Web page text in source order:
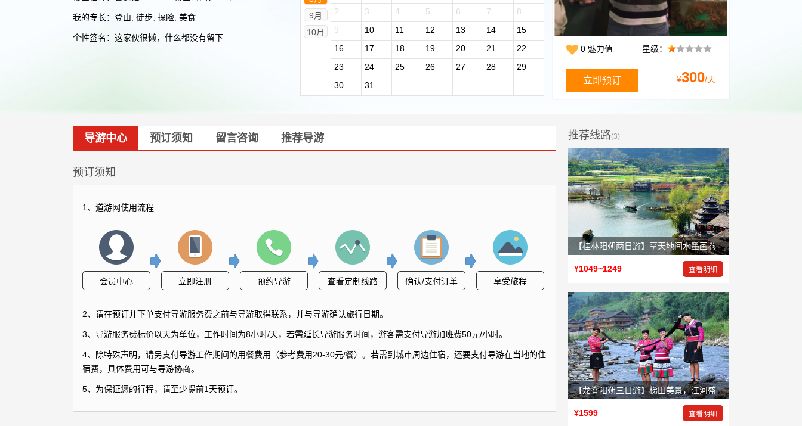
我的专长：登山, 徒步, 探险, 美食
个性签名：这家伙很懒，什么都没有留下
9月
10月
2
3 4 5 6 7
8
9
10 11 12 13 14
15
16
17 18 19 20 21
22
23
24 25 26 27 28
29
30
31
0 魅力值 星级：
¥300/天
导游中心 预订须知 留言咨询 推荐导游
预订须知
1、道游网使用流程
会员中心 立即注册 预约导游 查看定制线路 确认/支付订单 享受旅程
2、请在预订并下单支付导游服务费之前与导游取得联系，并与导游确认旅行日期。
3、导游服务费标价以天为单位，工作时间为8小时/天，若需延长导游服务时间，游客需支付导游加班费50元/小时。
4、除特殊声明，请另支付导游工作期间的用餐费用（参考费用20-30元/餐）。若需到城市周边住宿，还要支付导游在当地的住
宿费，具体费用可与导游协商。
5、为保证您的行程，请至少提前1天预订。
推荐线路(3)
【桂林阳朔两日游】享天地间水墨画卷，赏大自然鬼斧神工
查看明细
¥1049~1249
【龙脊阳朔三日游】梯田美景，江河盛景，岩洞奇景
查看明细
¥1599